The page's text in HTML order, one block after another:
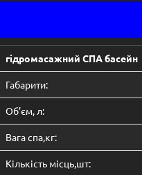
гідромасажний СПА басейн
Габарити:
Об’єм, л:
Вага спа,кг:
Кількість місць,шт: